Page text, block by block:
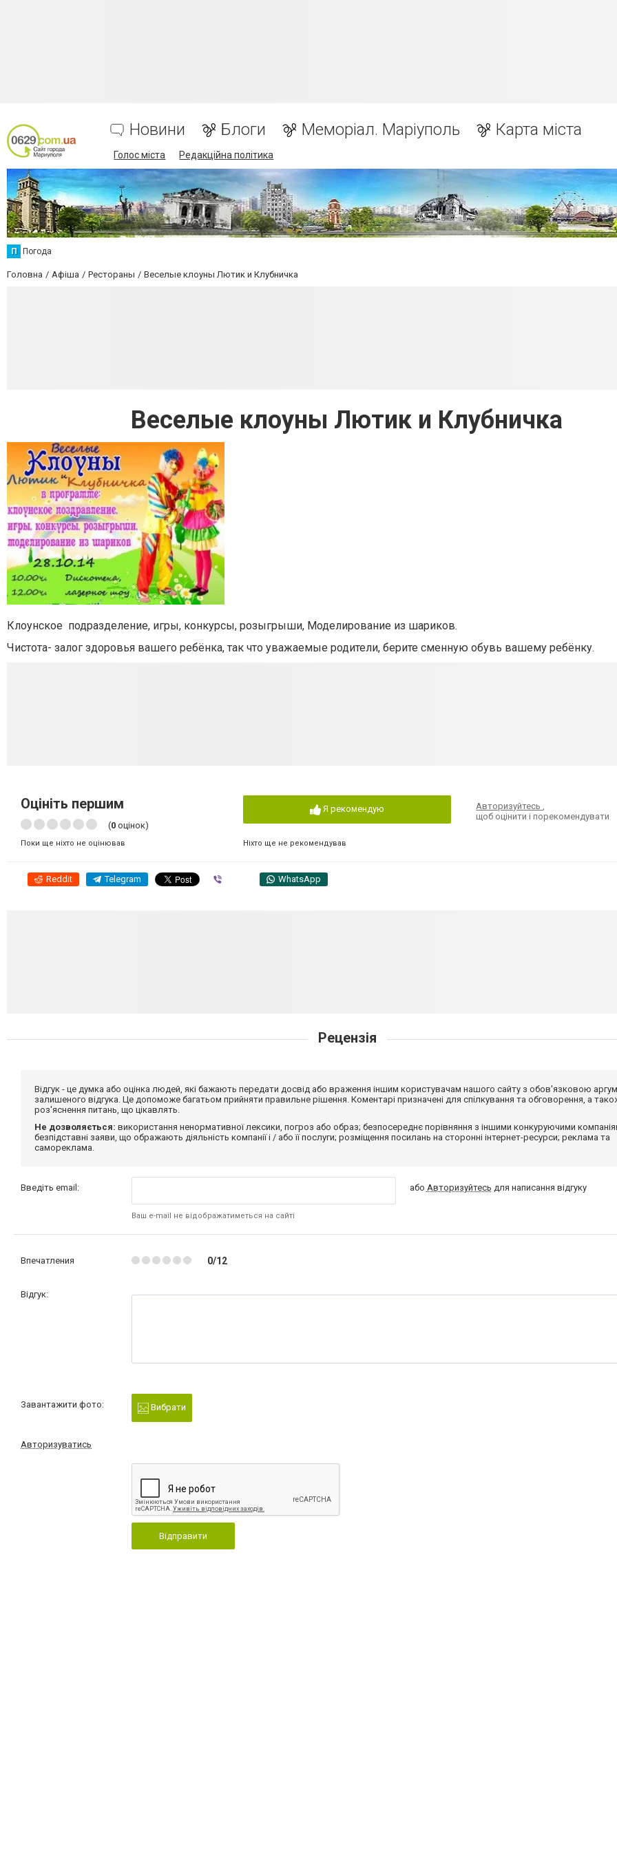
Новини Блоги Меморіал. Маріуполь Карта міста
Голос міста Редакційна політика
П Погода
Головна Афіша Рестораны Веселые клоуны Лютик и Клубничка
Веселые клоуны Лютик и Клубничка
Клоунское подразделение, игры, конкурсы, розыгрыши, Моделирование из шариков.
Чистота- залог здоровья вашего ребёнка, так что уважаемые родители, берите сменную обувь вашему ребёнку.
Оцініть першим
(0 оцінок)
Поки ще ніхто не оцінював
Я рекомендую
Ніхто ще не рекомендував
Авторизуйтесь,
щоб оцінити і порекомендувати
Reddit Telegram WhatsApp
Рецензія
Відгук - це думка або оцінка людей, які бажають передати досвід або враження іншим користувачам нашого сайту з обов'язковою
залишеного відгука. Це допоможе багатьом прийняти правильне рішення. Коментарі призначені для спілкування та обговорення, а
роз'яснення питань, що цікавлять.
Не дозволяється: використання ненормативної лексики, погроз або образ; безпосереднє порівняння з іншими конкуруючими
безпідставні заяви, що ображають діяльність компанії і / або її послуги; розміщення посилань на сторонні інтернет-ресурси; реклама та
самореклама.
Введіть email:
Ваш e-mail не відображатиметься на сайті
або Авторизуйтесь для написання відгуку
Впечатления 0/12
Відгук:
Завантажити фото: Вибрати
Авторизуватись
Відправити